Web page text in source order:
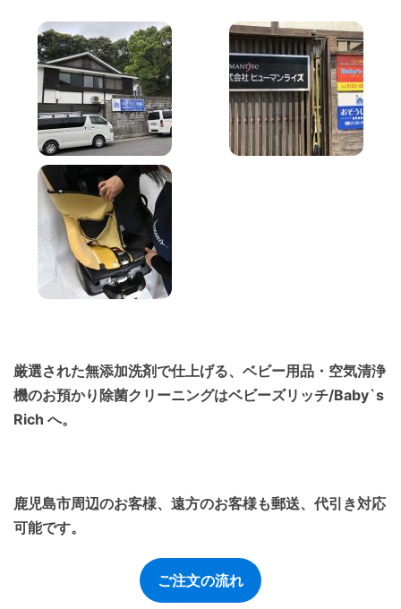
厳選された無添加洗剤で仕上げる、ベビー用品・空気清浄
機のお預かり除菌クリーニングはベビーズリッチ/Baby`s
Rich へ。
鹿児島市周辺のお客様、遠方のお客様も郵送、代引き対応
可能です。
ご注文の流れ